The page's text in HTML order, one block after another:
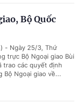
Bộ Quốc
- Ngày 25/3, Thứ
trực Bộ Ngoại giao Bùi
trao các quyết định
Bộ Ngoại giao về...